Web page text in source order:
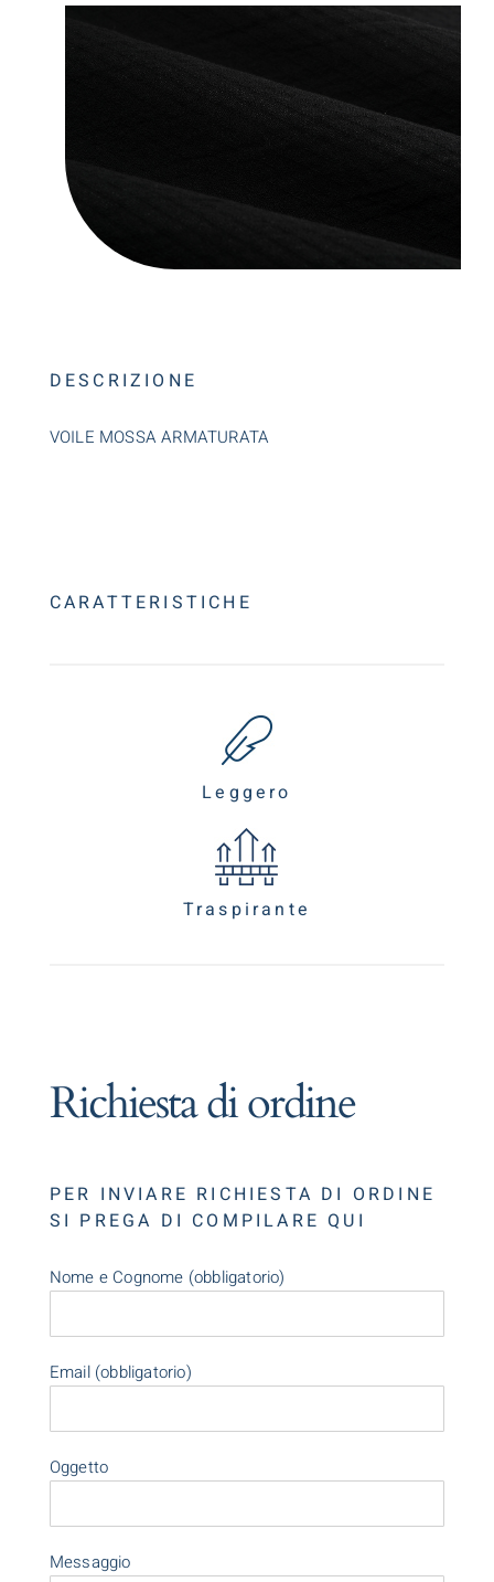
DESCRIZIONE
VOILE MOSSA ARMATURATA
CARATTERISTICHE
Leggero
Traspirante
Richiesta di ordine
PER INVIARE RICHIESTA DI ORDINE
SI PREGA DI COMPILARE QUI
Nome e Cognome (obbligatorio)
Email (obbligatorio)
Oggetto
Messaggio